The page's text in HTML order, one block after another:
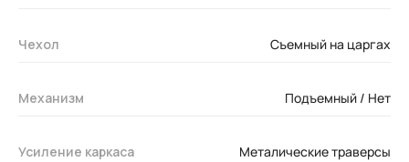
Чехол Съемный на царгах
Механизм Подъемный / Нет
Усиление каркаса Металические траверсы